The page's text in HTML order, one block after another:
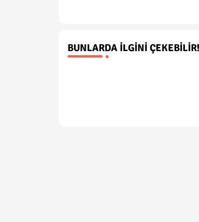
BUNLARDA İLGINI ÇEKEBILIR!